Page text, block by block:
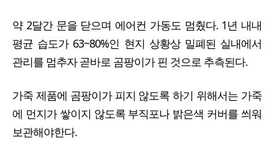
약 2달간 문을 닫으며 에어컨 가동도 멈췄다. 1년 내내
평균 습도가 63~80%인 현지 상황상 밀폐된 실내에서
관리를 멈추자 곧바로 곰팡이가 핀 것으로 추측된다.
가죽 제품에 곰팡이가 피지 않도록 하기 위해서는 가죽
에 먼지가 쌓이지 않도록 부직포나 밝은색 커버를 씌워
보관해야한다.